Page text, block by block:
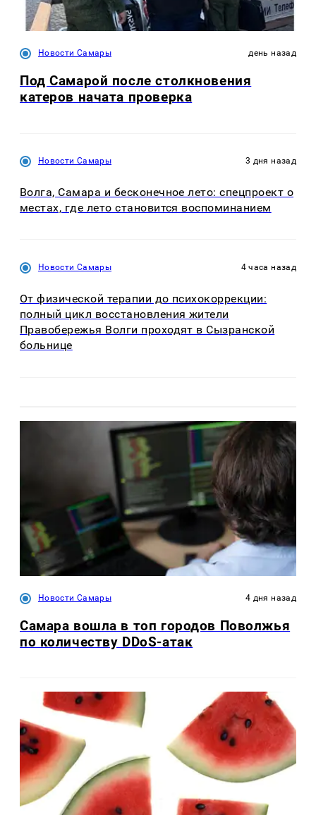
Новости Самары день назад
Под Самарой после столкновения
катеров начата проверка
Новости Самары 3 дня назад
Волга, Самара и бесконечное лето: спецпроект о
местах, где лето становится воспоминанием
Новости Самары 4 часа назад
От физической терапии до психокоррекции:
полный цикл восстановления жители
Правобережья Волги проходят в Сызранской
больнице
Новости Самары 4 дня назад
Самара вошла в топ городов Поволжья
по количеству DDoS-атак